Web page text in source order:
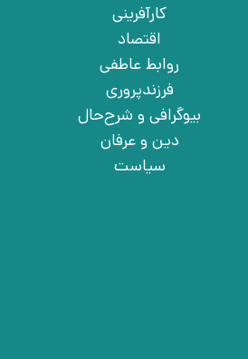
کارآفرینی
اقتصاد
روابط عاطفی
فرزندپروری
بیوگرافی و شرح‌حال
دین و عرفان
سیاست